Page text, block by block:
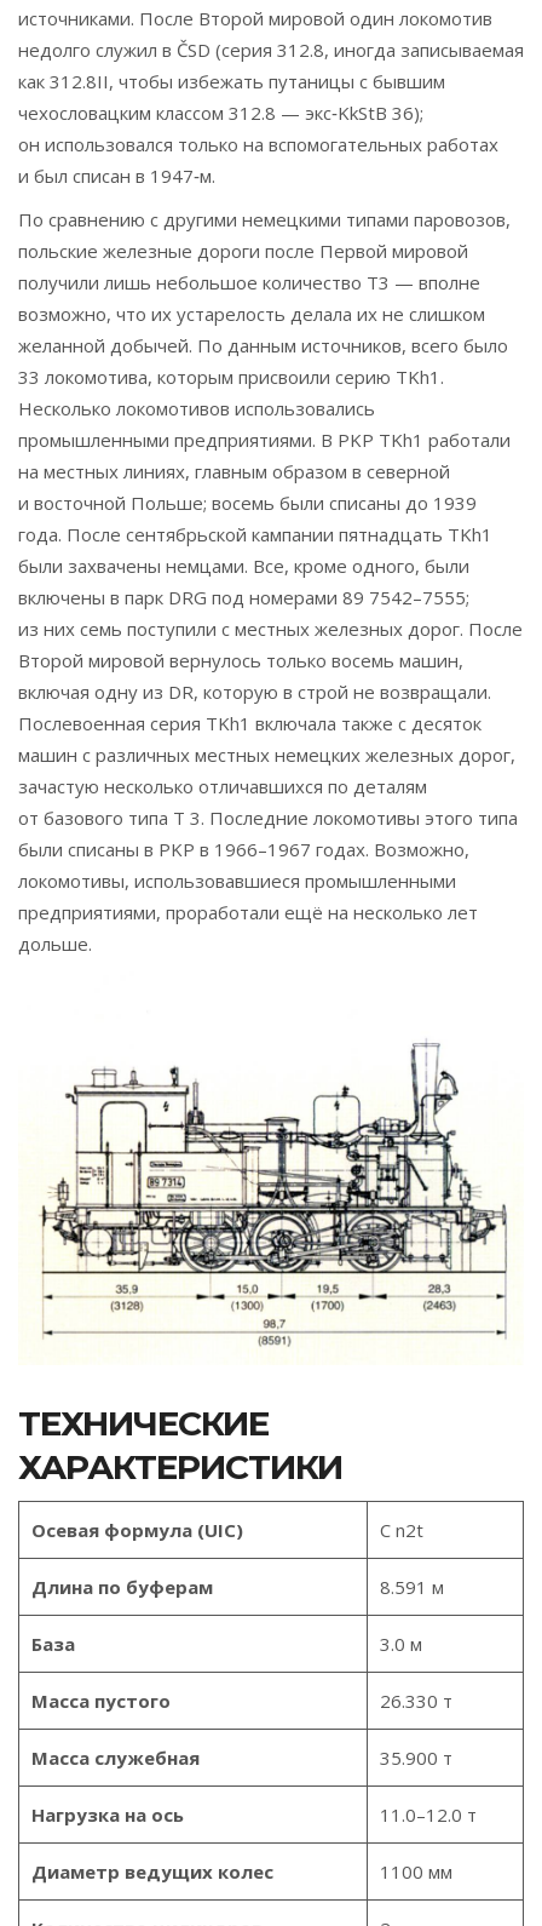
источниками. После Второй мировой один локомотив
недолго служил в ČSD (серия 312.8, иногда записываемая
как 312.8II, чтобы избежать путаницы с бывшим
чехословацким классом 312.8 — экс‑KkStB 36);
он использовался только на вспомогательных работах
и был списан в 1947‑м.
По сравнению с другими немецкими типами паровозов,
польские железные дороги после Первой мировой
получили лишь небольшое количество T3 — вполне
возможно, что их устарелость делала их не слишком
желанной добычей. По данным источников, всего было
33 локомотива, которым присвоили серию TKh1.
Несколько локомотивов использовались
промышленными предприятиями. В PKP TKh1 работали
на местных линиях, главным образом в северной
и восточной Польше; восемь были списаны до 1939
года. После сентябрьской кампании пятнадцать TKh1
были захвачены немцами. Все, кроме одного, были
включены в парк DRG под номерами 89 7542–7555;
из них семь поступили с местных железных дорог. После
Второй мировой вернулось только восемь машин,
включая одну из DR, которую в строй не возвращали.
Послевоенная серия TKh1 включала также с десяток
машин с различных местных немецких железных дорог,
зачастую несколько отличавшихся по деталям
от базового типа T 3. Последние локомотивы этого типа
были списаны в PKP в 1966–1967 годах. Возможно,
локомотивы, использовавшиеся промышленными
предприятиями, проработали ещё на несколько лет
дольше.
ТЕХНИЧЕСКИЕ
ХАРАКТЕРИСТИКИ
Осевая формула (UIC) C n2t
Длина по буферам 8.591 м
База 3.0 м
Масса пустого 26.330 т
Масса служебная 35.900 т
Нагрузка на ось 11.0–12.0 т
Диаметр ведущих колес 1100 мм